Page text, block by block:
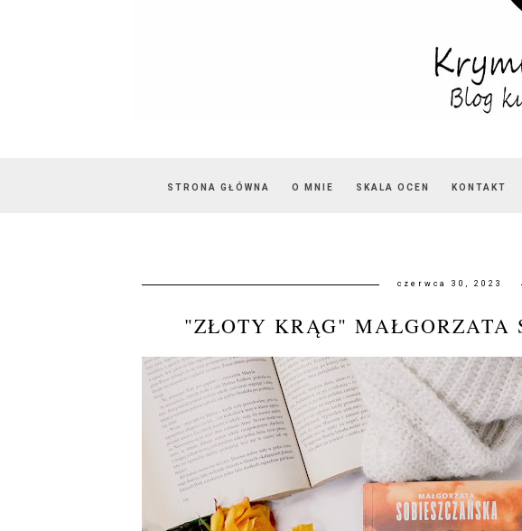
STRONA GŁÓWNA O MNIE SKALA OCEN KONTAKT
czerwca 30, 2023
"ZŁOTY KRĄG" MAŁGORZATA